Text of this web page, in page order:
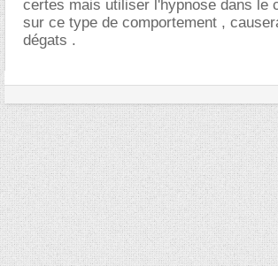
certes mais utiliser l'hypnose dans le
sur ce type de comportement ,
dégats .